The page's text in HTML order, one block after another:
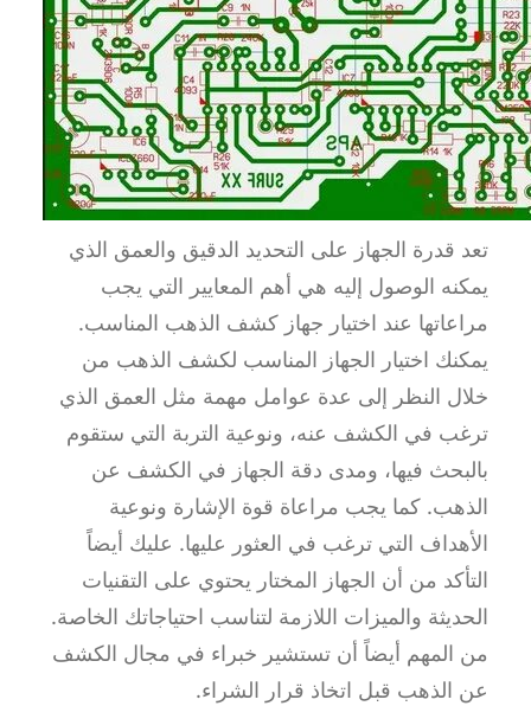
تعد قدرة الجهاز على التحديد الدقيق والعمق الذي
يمكنه الوصول إليه هي أهم المعايير التي يجب
مراعاتها عند اختيار جهاز كشف الذهب المناسب.
يمكنك اختيار الجهاز المناسب لكشف الذهب من
خلال النظر إلى عدة عوامل مهمة مثل العمق الذي
ترغب في الكشف عنه، ونوعية التربة التي ستقوم
بالبحث فيها، ومدى دقة الجهاز في الكشف عن
الذهب. كما يجب مراعاة قوة الإشارة ونوعية
الأهداف التي ترغب في العثور عليها. عليك أيضاً
التأكد من أن الجهاز المختار يحتوي على التقنيات
الحديثة والميزات اللازمة لتناسب احتياجاتك الخاصة.
من المهم أيضاً أن تستشير خبراء في مجال الكشف
عن الذهب قبل اتخاذ قرار الشراء.